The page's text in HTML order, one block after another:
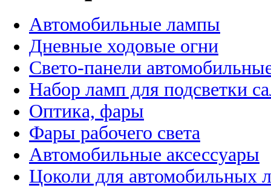
Автомобильные лампы
Дневные ходовые огни
Свето-панели
Набор ламп для подсветки
Оптика, фары
Фары рабочего света
Автомобильные аксессуары
Цоколи для автомобильных